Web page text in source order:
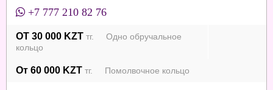
+7 777 210 82 76
ОТ 30 000 KZT тг. Одно обручальное
кольцо
От 60 000 KZT тг. Помолвочное кольцо